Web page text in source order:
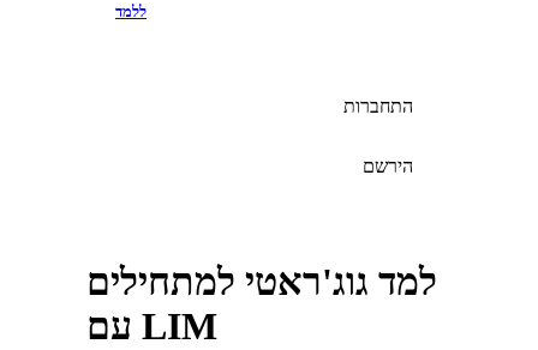
ללמד
התחברות
הירשם
למד גוג'ראטי למתחילים
עם LIM